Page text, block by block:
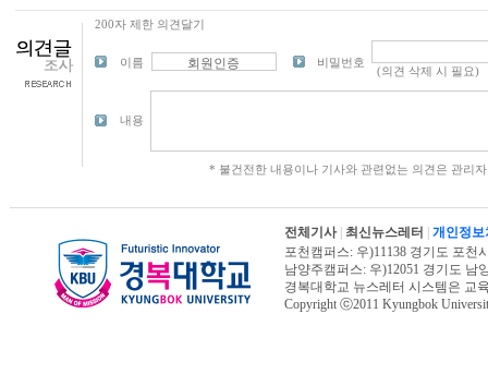
200자 제한 의견달기
이름 비밀번호
내용
* 불건전한 내용이나 기사와 관련없는 의견은 관리
전체기사| 최신뉴스레터
개인정보
포천캠퍼스: 우)11138 경기도 포천
남양주캠퍼스: 우)12051 경기도 남
경복대학교 뉴스레터 시스템은 교
Copyright ⓒ2011 Kyungbok